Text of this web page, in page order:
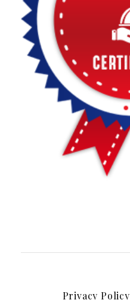
Privacy Policy